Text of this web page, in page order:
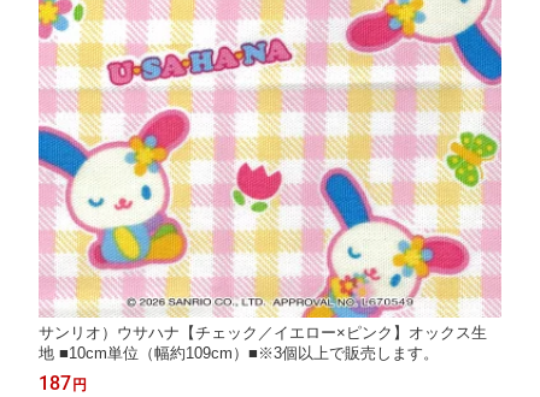
サンリオ）ウサハナ【チェック／イエロー×ピンク】オックス生
地 ■10cm単位（幅約109cm）■※3個以上で販売します。
187 円